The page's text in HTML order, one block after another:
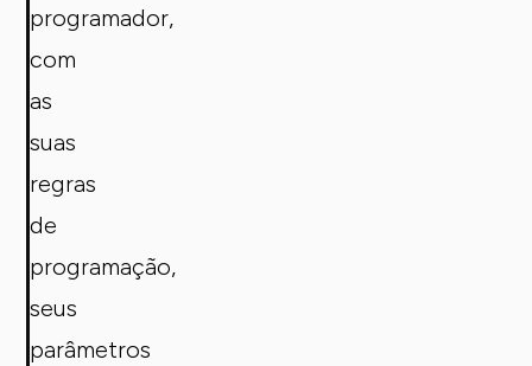
programador,
com
as
suas
regras
de
programação,
seus
parâmetros